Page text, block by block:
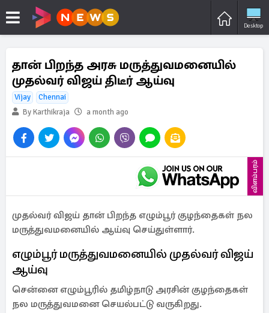
Desktop
தான் பிறந்த அரசு மருத்துவமனையில்
முதல்வர் விஜய் திடீர் ஆய்வு
Vijay
Chennai
By Karthikraja
a month ago
விளம்பரம்
முதல்வர் விஜய் தான் பிறந்த எழும்பூர் குழந்தைகள் நல
மருத்துவமனையில் ஆய்வு செய்துள்ளார்.
எழும்பூர் மருத்துவமனையில் முதல்வர் விஜய்
ஆய்வு
சென்னை எழும்பூரில் தமிழ்நாடு அரசின் குழந்தைகள்
நல மருத்துவமனை செயல்பட்டு வருகிறது.